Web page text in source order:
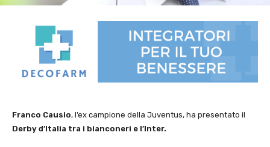
Franco Causio, l’ex campione della Juventus, ha presentato il
Derby d’Italia tra i bianconeri e l’Inter.